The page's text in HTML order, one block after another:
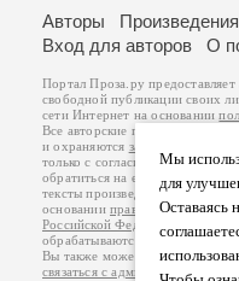
Мы
для
Оставаясь
Авторы Произведения
Вход для авторов
О
Портал Проза.ру
свободной публикации своих
сети Интернет на основании
Все авторские права на
и охраняются законом
.
только с согласия его автора,
обратиться на его авторской
тексты произведений авторы
основанииправил публикации
Российской Федерации
обрабатываются на основании
Вы также можете посмотреть
связаться с администрацией